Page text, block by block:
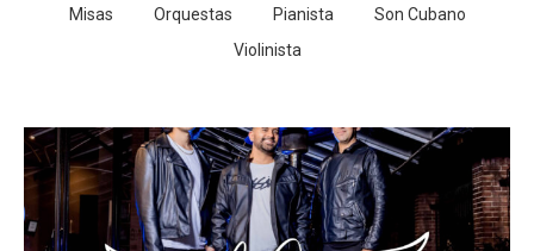
Misas
Orquestas Pianista
Son Cubano
Violinista